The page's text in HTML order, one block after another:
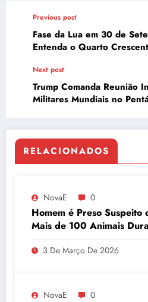
Previous post
Fase da Lua em 30 de
Entenda o Quarto
Next post
Trump Comanda Reunião
Militares Mundiais no
RELACIONADOS
NovaE 0
Homem é Preso
Mais de 100 Animais
3 De Março De 2026
NovaE 0